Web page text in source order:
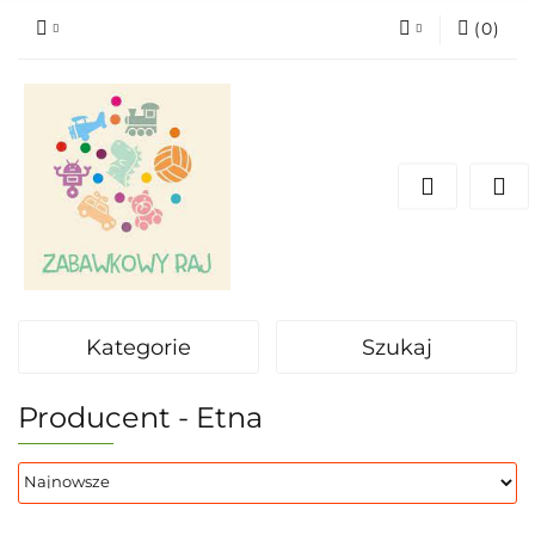
(0)
Kategorie Szukaj
Producent - Etna